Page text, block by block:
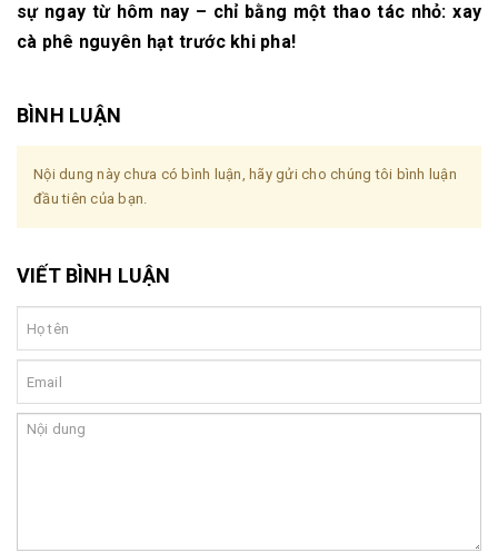
sựngay từ hôm nay – chỉ bằng một thao tác nhỏ:xay
cà phê nguyên hạt trước khi pha!
BÌNH LUẬN
Nội dung này chưa có bình luận, hãy gửi cho chúng tôi bình luận
đầu tiên của bạn.
VIẾT BÌNH LUẬN